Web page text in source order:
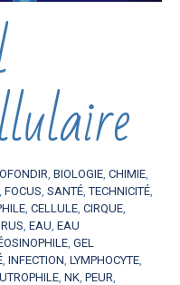
BIOLOGIE CHIMIE
FOCUS SANTÉ ,TECHNICITÉ
CELLULE CIRQUE
EAU EAU
GEL
INFECTION LYMPHOCYTE
NK PEUR